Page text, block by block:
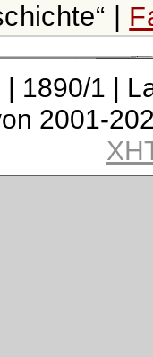
1890/1 |
2001-